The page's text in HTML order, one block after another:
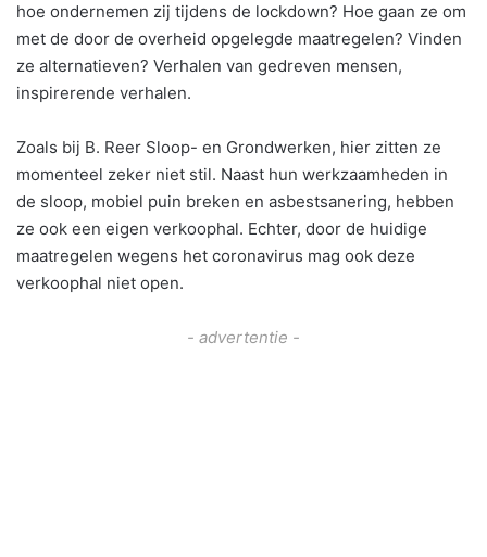
hoe ondernemen zij tijdens de lockdown? Hoe gaan ze om
met de door de overheid opgelegde maatregelen? Vinden
ze alternatieven? Verhalen van gedreven mensen,
inspirerende verhalen.
Zoals bij B. Reer Sloop- en Grondwerken, hier zitten ze
momenteel zeker niet stil. Naast hun werkzaamheden in
de sloop, mobiel puin breken en asbestsanering, hebben
ze ook een eigen verkoophal. Echter, door de huidige
maatregelen wegens het coronavirus mag ook deze
verkoophal niet open.
- advertentie -